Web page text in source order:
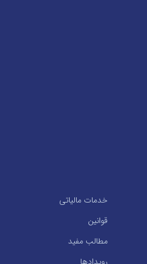
خدمات مالیاتی
قوانین
مطالب مفید